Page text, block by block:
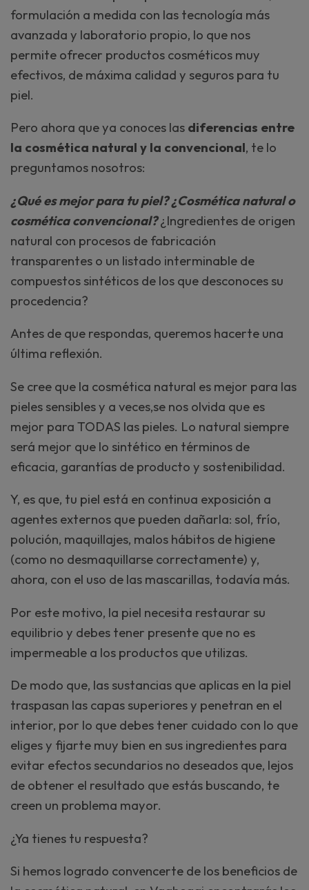
formulación a medida con las tecnología más
avanzada y laboratorio propio, lo que nos
permite ofrecer productos cosméticos muy
efectivos, de máxima calidad y seguros para tu
piel.
Pero ahora que ya conoces las diferencias entre
la cosmética natural y la convencional, te lo
preguntamos nosotros:
¿Qué es mejor para tu piel? ¿Cosmética natural o
cosmética convencional?¿Ingredientes de origen
natural con procesos de fabricación
transparentes o un listado interminable de
compuestos sintéticos de los que desconoces su
procedencia?
Antes de que respondas, queremos hacerte una
última reflexión.
Se cree que la cosmética natural es mejor para las
pieles sensibles y a veces,se nos olvida que es
mejor para TODAS las pieles. Lo natural siempre
será mejor que lo sintético en términos de
eficacia, garantías de producto y sostenibilidad.
Y, es que, tu piel está en continua exposición a
agentes externos que pueden dañarla: sol, frío,
polución, maquillajes, malos hábitos de higiene
(como no desmaquillarse correctamente) y,
ahora, con el uso de las mascarillas, todavía más.
Por este motivo, la piel necesita restaurar su
equilibrio y debes tener presente que no es
impermeable a los productos que utilizas.
De modo que, las sustancias que aplicas en la piel
traspasan las capas superiores y penetran en el
interior, por lo que debes tener cuidado con lo que
eliges y fijarte muy bien en sus ingredientes para
evitar efectos secundarios no deseados que, lejos
de obtener el resultado que estás buscando, te
creen un problema mayor.
¿Ya tienes tu respuesta?
Si hemos logrado convencerte de los beneficios de